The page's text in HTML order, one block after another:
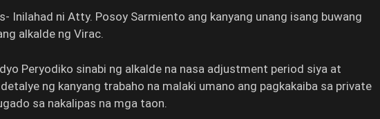
Inilahad ni Atty. Posoy Sarmiento ang kanyang unang isang buwang
alkalde ng Virac.
Peryodiko sinabi ng alkalde na nasa adjustment period siya at
ng kanyang trabaho na malaki umano ang pagkakaiba sa private
sa nakalipas na mga taon.